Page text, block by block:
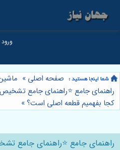
صفحه اصلی »
راهنمای جامع ⭐️راهنمای جامع
کجا بفهمیم قطعه اصلی است؟»
راهنمای جامع ⭐️راهنمای جامع